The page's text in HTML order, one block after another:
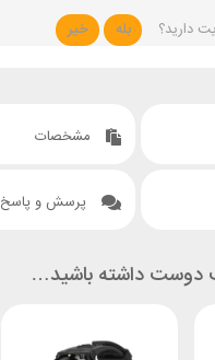
دارید؟
بله خیر
مشخصات
پرسش و پاسخ
داشته باشید…